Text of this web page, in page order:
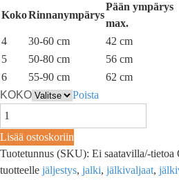
KokoRinnanympärys
Pään ympärys
max.
4
30-60 cm
42 cm
5
50-80 cm
56 cm
6
55-90 cm
62 cm
KOKO
Poista
Lisää ostoskoriin
Tuotetunnus (SKU): Ei saatavilla/-tietoa
tuotteelle jäljestys, jalki, jälkivaljaat,